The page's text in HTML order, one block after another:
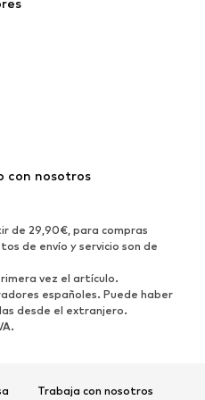
con nosotros
de 29,90€, para compras
de envío y servicio son de
vez el artículo.
españoles. Puede haber
desde el extranjero.
Trabaja con nosotros